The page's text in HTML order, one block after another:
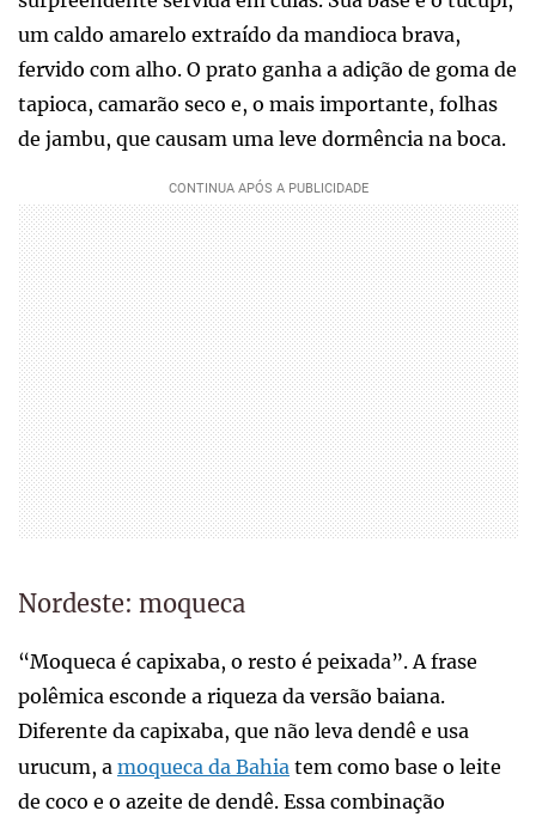
um caldo amarelo extraído da mandioca brava,
fervido com alho. O prato ganha a adição de goma de
tapioca, camarão seco e, o mais importante, folhas
de jambu, que causam uma leve dormência na boca.
Nordeste: moqueca
“Moqueca é capixaba, o resto é peixada”. A frase
polêmica esconde a riqueza da versão baiana.
Diferente da capixaba, que não leva dendê e usa
urucum, a moqueca da Bahia tem como base o leite
de coco e o azeite de dendê. Essa combinação